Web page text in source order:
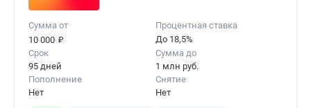
Сумма от
10 000 ₽
Процентная ставка
До 18,5%
Срок
95 дней
Сумма до
1 млн руб.
Пополнение
Нет
Снятие
Нет